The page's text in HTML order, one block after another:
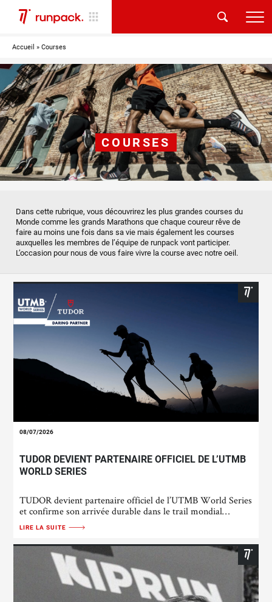
Accueil » Courses
COURSES
Dans cette rubrique, vous découvrirez les plus grandes courses du
Monde comme les grands Marathons que chaque coureur rêve de
faire au moins une fois dans sa vie mais également les courses
auxquelles les membres de l’équipe de runpack vont participer.
L’occasion pour nous de vous faire vivre la course avec notre oeil.
08/07/2026
TUDOR DEVIENT PARTENAIRE OFFICIEL DE L’UTMB
WORLD SERIES
TUDOR devient partenaire officiel de l’UTMB World Series
et confirme son arrivée durable dans le trail mondial…
LIRE LA SUITE